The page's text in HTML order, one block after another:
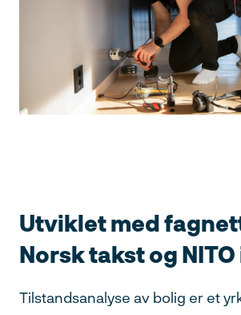
Utviklet med
Norsk takst og
Tilstandsanalyse av bolig er et